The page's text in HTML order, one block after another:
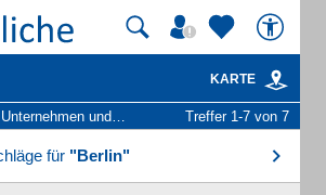
KARTE
und Personen Treffer 1-7 von 7
für "Berlin"